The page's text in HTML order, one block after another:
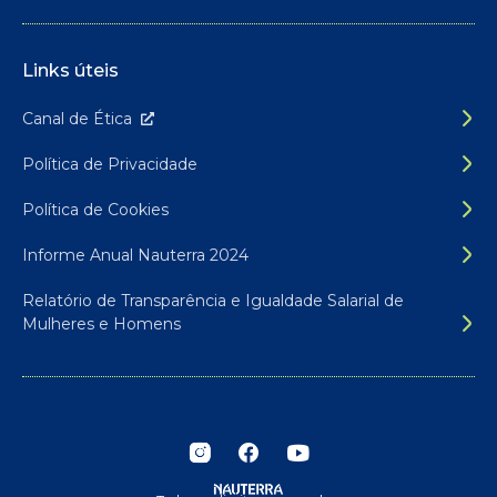
Links úteis
Canal de Ética
Política de Privacidade
Política de Cookies
Informe Anual Nauterra 2024
Relatório de Transparência e Igualdade Salarial de
Mulheres e Homens